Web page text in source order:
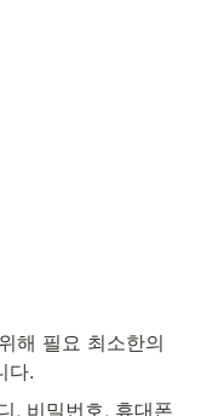
해 필요 최소한의
다.
, 비밀번호, 휴대폰